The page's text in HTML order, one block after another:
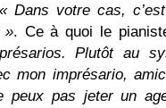
« Dans votre cas,
». Ce à quoi le
Plutôt au
mon imprésario,
peux pas jeter un